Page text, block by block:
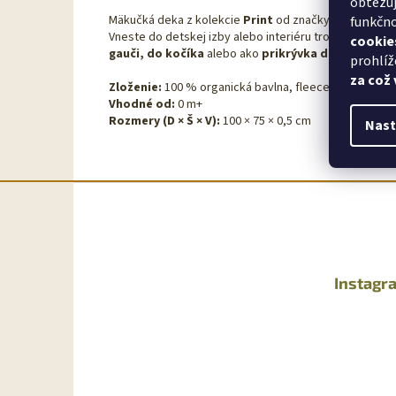
za což
Mäkučká deka z kolekcie Printod značky Trixie.
Vneste do detskej izby alebo interiéru trochu farieb
gauči, do kočíka alebo ako prikrývka do postieľky
Zloženie: 100 % organická bavlna, fleece: 100 % PES
Vhodné od: 0 m+
Rozmery (D × Š × V): 100 × 75 × 0,5 cm